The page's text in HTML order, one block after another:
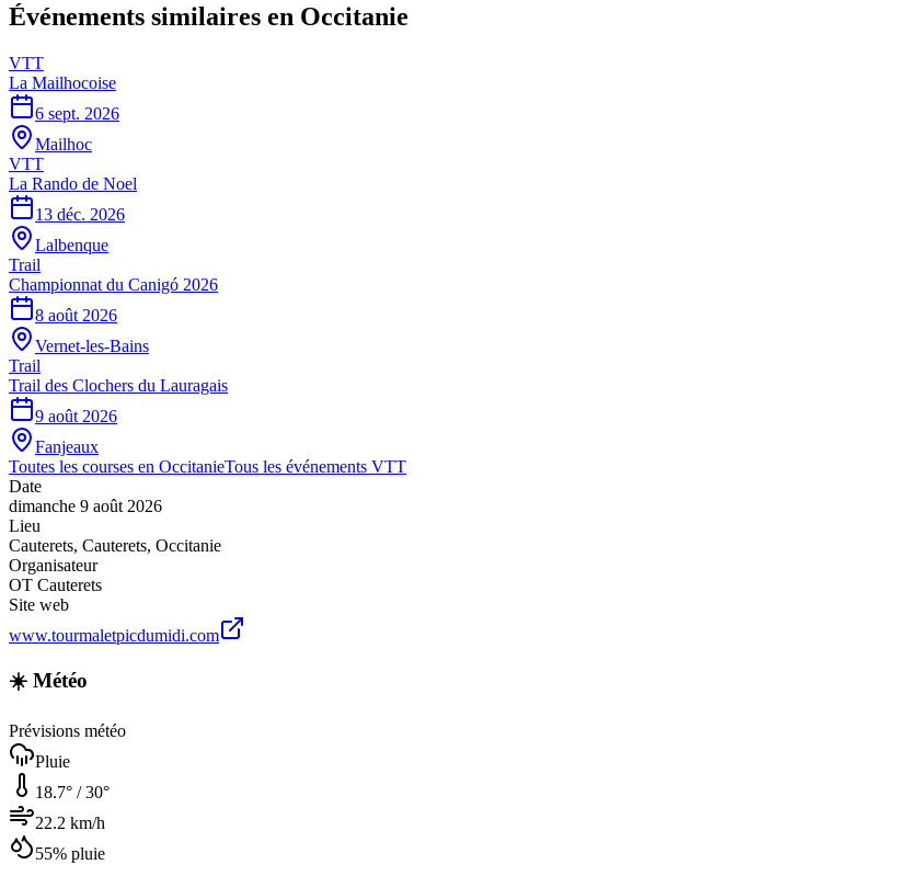
Événements similaires en Occitanie
VTT
La Mailhocoise
6 sept. 2026
Mailhoc
VTT
La Rando de Noel
13 déc. 2026
Lalbenque
Trail
Championnat du Canigó 2026
8 août 2026
Vernet-les-Bains
Trail
Trail des Clochers du Lauragais
9 août 2026
Fanjeaux
Toutes les courses en OccitanieTous les événements VTT
Date
dimanche 9 août 2026
Lieu
Cauterets, Cauterets, Occitanie
Organisateur
OT Cauterets
Site web
www.tourmaletpicdumidi.com
☀️ Météo
Prévisions météo
Pluie
18.7° /30°
22.2 km/h
55% pluie